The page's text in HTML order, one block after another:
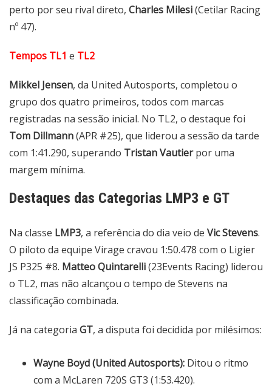
perto por seu rival direto, Charles Milesi(Cetilar Racing
nº 47).
Tempos TL1 e TL2
Mikkel Jensen, da United Autosports, completou o
grupo dos quatro primeiros, todos com marcas
registradas na sessão inicial. No TL2, o destaque foi
Tom Dillmann(APR #25), que liderou a sessão da tarde
com 1:41.290, superando Tristan Vautierpor uma
margem mínima.
Destaques das Categorias LMP3 e GT
Na classe LMP3, a referência do dia veio de Vic Stevens.
O piloto da equipe Virage cravou 1:50.478 com o Ligier
JS P325 #8. Matteo Quintarelli(23Events Racing) liderou
o TL2, mas não alcançou o tempo de Stevens na
classificação combinada.
Já na categoria GT, a disputa foi decidida por milésimos:
Wayne Boyd (United Autosports): Ditou o ritmo
com a McLaren 720S GT3 (1:53.420).